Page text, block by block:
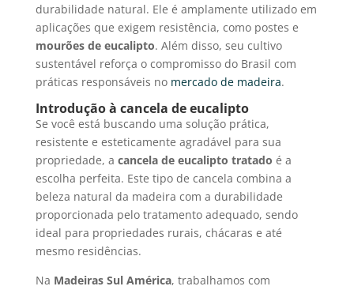
durabilidade natural. Ele é amplamente utilizado em
aplicações que exigem resistência, como postes e
mourões de eucalipto. Além disso, seu cultivo
sustentável reforça o compromisso do Brasil com
práticas responsáveis no mercado de madeira.
Introdução à cancela de eucalipto
Se você está buscando uma solução prática,
resistente e esteticamente agradável para sua
propriedade, a cancela de eucalipto tratado é a
escolha perfeita. Este tipo de cancela combina a
beleza natural da madeira com a durabilidade
proporcionada pelo tratamento adequado, sendo
ideal para propriedades rurais, chácaras e até
mesmo residências.
Na Madeiras Sul América, trabalhamos com